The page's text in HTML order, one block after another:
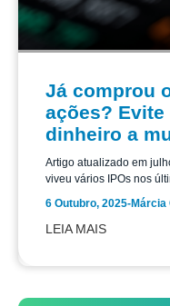
Já comprou
ações?
dinheiro a
Artigo atualizado em
viveu vários IPOs nos
6 Outubro, 2025-Márcia
LEIA MAIS